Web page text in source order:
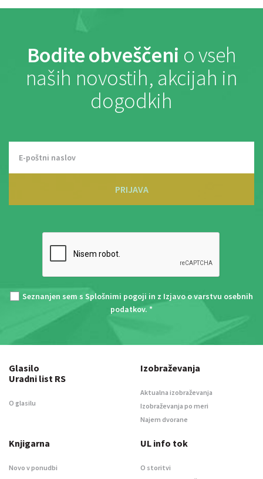
Bodite obveščeni o vseh
naših novostih, akcijah in
dogodkih
PRIJAVA
Seznanjen sem s Splošnimi pogoji in z Izjavo o varstvu osebnih
podatkov. *
Glasilo
Uradni list RS
O glasilu
Izobraževanja
Aktualna izobraževanja
Izobraževanja po meri
Najem dvorane
Knjigarna
Novo v ponudbi
UL info tok
O storitvi